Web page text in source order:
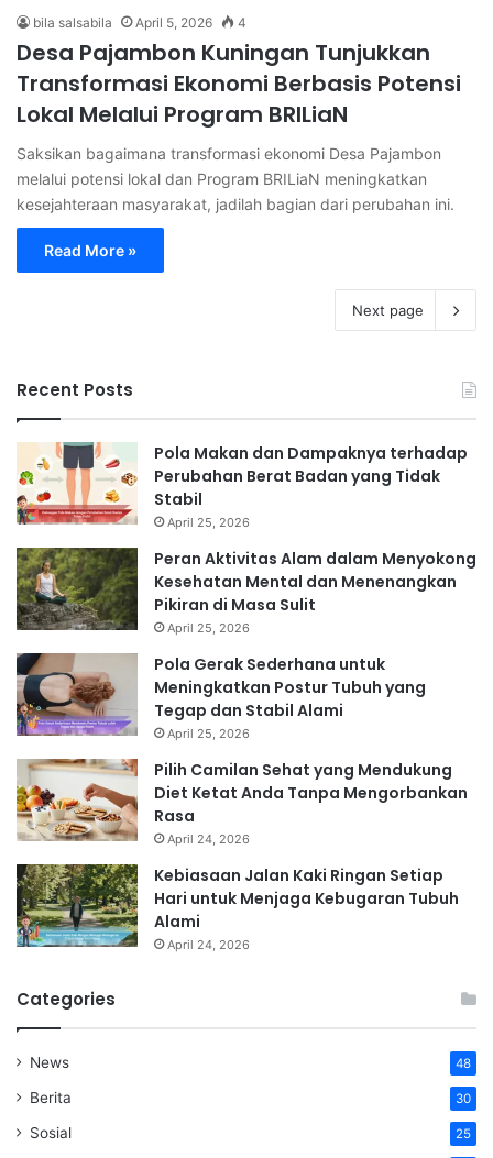
bila salsabila April 5, 2026 4
Desa Pajambon Kuningan Tunjukkan
Transformasi Ekonomi Berbasis Potensi
Lokal Melalui Program BRILiaN
Saksikan bagaimana transformasi ekonomi Desa Pajambon
melalui potensi lokal dan Program BRILiaN meningkatkan
kesejahteraan masyarakat, jadilah bagian dari perubahan ini.
Read More »
Next page
Recent Posts
Pola Makan dan Dampaknya terhadap
Perubahan Berat Badan yang Tidak
Stabil
April 25, 2026
Peran Aktivitas Alam dalam Menyokong
Kesehatan Mental dan Menenangkan
Pikiran di Masa Sulit
April 25, 2026
Pola Gerak Sederhana untuk
Meningkatkan Postur Tubuh yang
Tegap dan Stabil Alami
April 25, 2026
Pilih Camilan Sehat yang Mendukung
Diet Ketat Anda Tanpa Mengorbankan
Rasa
April 24, 2026
Kebiasaan Jalan Kaki Ringan Setiap
Hari untuk Menjaga Kebugaran Tubuh
Alami
April 24, 2026
Categories
News 48
Berita 30
Sosial 25